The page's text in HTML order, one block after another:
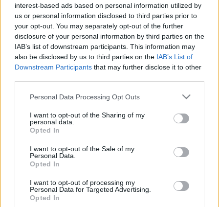
interest-based ads based on personal information utilized by
us or personal information disclosed to third parties prior to
your opt-out. You may separately opt-out of the further
disclosure of your personal information by third parties on the
IAB’s list of downstream participants. This information may
also be disclosed by us to third parties on the IAB’s List of
Downstream Participants that may further disclose it to other
Please note that this website/app uses one or more Google
not limited to your visit or usage behaviour. You may click to
grant or deny consent to Google and its third-party tags to
use your data for below specified purposes in below Google
consent section.
Personal Data Processing Opt Outs
I want to opt-out of the Sharing of my
personal data.
Opted In
I want to opt-out of the Sale of my
Personal Data.
Opted In
I want to opt-out of processing my
Personal Data for Targeted Advertising.
Opted In
Roboséf és lázongások. A főzés jövője
René Redzepi (Noma) szerint
világevő•2012. október 18.
Emberi tulajdonság, hogy nagyon szeretjük az
utópiákat, miközben sokan a világvégét